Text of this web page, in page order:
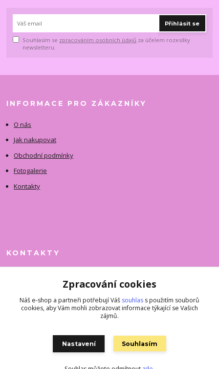
Přihlásit se
Souhlasím se zpracováním osobních údajů za účelem rozesílky
newsletteru.
INFORMACE PRO ZÁKAZNÍKY
O nás
Jak nakupovat
Obchodní podmínky
Fotogalerie
Kontakty
KONTAKTY
+420 731 390 323
superkousky@jetovmode.cz
Zpracování cookies
Náš e-shop a partneři potřebují Váš souhlas s použitím souborů
cookies, aby Vám mohli zobrazovat informace týkající se Vašich
zájmů.
Nastavení Souhlasím